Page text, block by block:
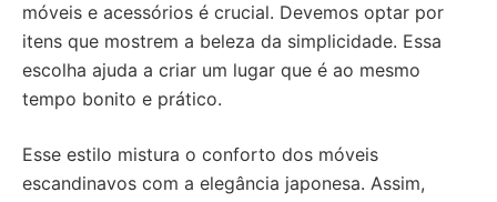
móveis e acessórios é crucial. Devemos optar por
itens que mostrem a beleza da simplicidade. Essa
escolha ajuda a criar um lugar que é ao mesmo
tempo bonito e prático.
Esse estilo mistura o conforto dos móveis
escandinavos com a elegância japonesa. Assim,